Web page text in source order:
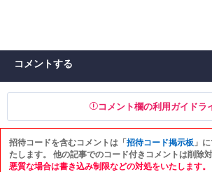
コメントする
コメント欄の利用ガイドラ
以下の書き込みを禁止とし、場合によってはコメ
限を行う可能性がございます。 あらかじめご了承
招待コードを含むコメントは「 招待コード掲示板 」
たします。 他の記事でのコード付きコメントは削除
悪質な場合は書き込み制限などの対処をいたします。